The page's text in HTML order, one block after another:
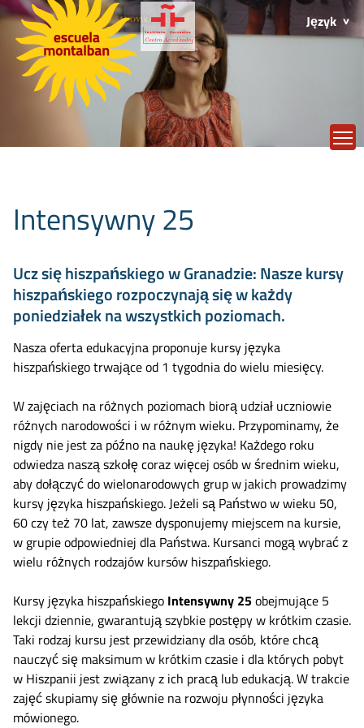
Język
Intensywny 25
Ucz się hiszpańskiego w Granadzie: Nasze kursy
hiszpańskiego rozpoczynają się w każdy
poniedziałek na wszystkich poziomach.
Nasza oferta edukacyjna proponuje kursy języka
hiszpańskiego trwające od 1 tygodnia do wielu miesięcy.
W zajęciach na różnych poziomach biorą udział uczniowie
różnych narodowości i w różnym wieku. Przypominamy, że
nigdy nie jest za późno na naukę języka! Każdego roku
odwiedza naszą szkołę coraz więcej osób w średnim wieku,
aby dołączyć do wielonarodowych grup w jakich prowadzimy
kursy języka hiszpańskiego. Jeżeli są Państwo w wieku 50,
60 czy też 70 lat, zawsze dysponujemy miejscem na kursie,
w grupie odpowiedniej dla Państwa. Kursanci mogą wybrać z
wielu różnych rodzajów kursów hiszpańskiego.
Kursy języka hiszpańskiego Intensywny 25obejmujące 5
lekcji dziennie, gwarantują szybkie postępy w krótkim czasie.
Taki rodzaj kursu jest przewidziany dla osób, które chcą
nauczyć się maksimum w krótkim czasie i dla których pobyt
w Hiszpanii jest związany z ich pracą lub edukacją. W trakcie
zajęć skupiamy się głównie na rozwoju płynności języka
mówionego.